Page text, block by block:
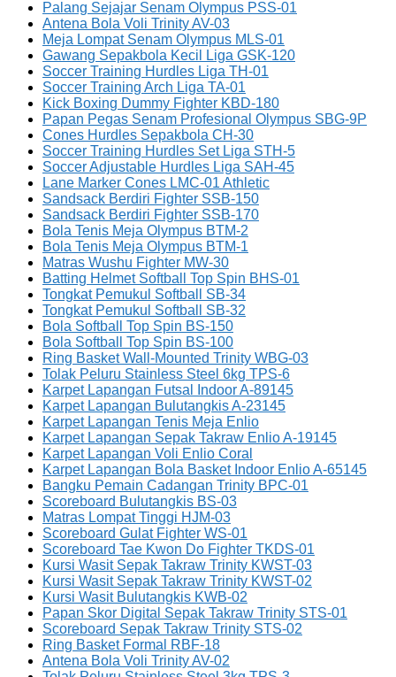
Palang Sejajar Senam Olympus PSS-01
Antena Bola Voli Trinity AV-03
Meja Lompat Senam Olympus MLS-01
Gawang Sepakbola Kecil Liga GSK-120
Soccer Training Hurdles Liga TH-01
Soccer Training Arch Liga TA-01
Kick Boxing Dummy Fighter KBD-180
Papan Pegas Senam Profesional Olympus SBG-9P
Cones Hurdles Sepakbola CH-30
Soccer Training Hurdles Set Liga STH-5
Soccer Adjustable Hurdles Liga SAH-45
Lane Marker Cones LMC-01 Athletic
Sandsack Berdiri Fighter SSB-150
Sandsack Berdiri Fighter SSB-170
Bola Tenis Meja Olympus BTM-2
Bola Tenis Meja Olympus BTM-1
Matras Wushu Fighter MW-30
Batting Helmet Softball Top Spin BHS-01
Tongkat Pemukul Softball SB-34
Tongkat Pemukul Softball SB-32
Bola Softball Top Spin BS-150
Bola Softball Top Spin BS-100
Ring Basket Wall-Mounted Trinity WBG-03
Tolak Peluru Stainless Steel 6kg TPS-6
Karpet Lapangan Futsal Indoor A-89145
Karpet Lapangan Bulutangkis A-23145
Karpet Lapangan Tenis Meja Enlio
Karpet Lapangan Sepak Takraw Enlio A-19145
Karpet Lapangan Voli Enlio Coral
Karpet Lapangan Bola Basket Indoor Enlio A-65145
Bangku Pemain Cadangan Trinity BPC-01
Scoreboard Bulutangkis BS-03
Matras Lompat Tinggi HJM-03
Scoreboard Gulat Fighter WS-01
Scoreboard Tae Kwon Do Fighter TKDS-01
Kursi Wasit Sepak Takraw Trinity KWST-03
Kursi Wasit Sepak Takraw Trinity KWST-02
Kursi Wasit Bulutangkis KWB-02
Papan Skor Digital Sepak Takraw Trinity STS-01
Scoreboard Sepak Takraw Trinity STS-02
Ring Basket Formal RBF-18
Antena Bola Voli Trinity AV-02